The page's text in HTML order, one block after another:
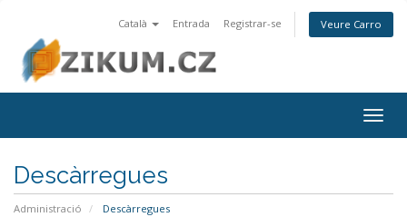
Català Entrada Registrar-se Veure Carro
Descàrregues
Administració Descàrregues